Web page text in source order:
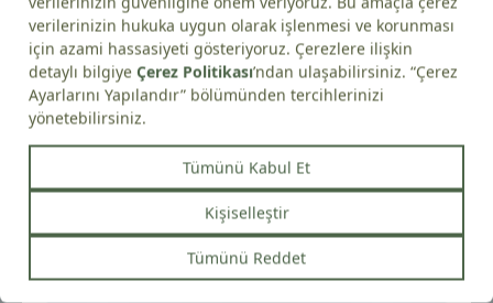
Seda
Doğrulanmış Alışveriş
Tek kelimeyle harika kokusu tadı bambaşka
TuğçeK.
indirim!
İndirim Kodu:ilkadim10
Not: İndirim kodları mevcut kampanyalar ile birlikte
ürünlerde geçerli değildir.
Telefon